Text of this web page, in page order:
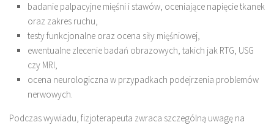
badanie palpacyjne mięśni i stawów, oceniające napięcie tkanek
oraz zakres ruchu,
testy funkcjonalne oraz ocena siły mięśniowej,
ewentualne zlecenie badań obrazowych, takich jak RTG, USG
czy MRI,
ocena neurologiczna w przypadkach podejrzenia problemów
nerwowych.
Podczas wywiadu, fizjoterapeuta zwraca szczególną uwagę na